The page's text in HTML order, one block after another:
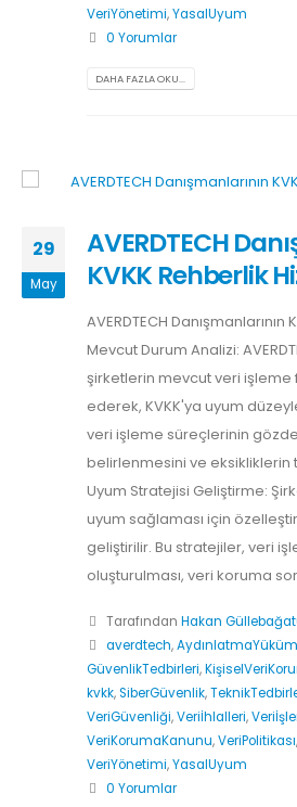
VeriYönetimi,YasalUyum
0 Yorumlar
DAHA FAZLA OKU...
29
May
AVERDTECH
KVKK Rehberlik
AVERDTECH
Mevcut Durum Analizi:
şirketlerin mevcut veri
ederek, KVKK'ya uyum
veri işleme süreçlerinin
belirlenmesini ve eksikliklerin
Uyum Stratejisi Geliştirme:
uyum sağlaması için
geliştirilir. Bu stratejiler, veri
oluşturulması, veri koruma
Tarafından Hakan
averdtech,
GüvenlikTedbirleri,
kvkk,SiberGüvenlik,
VeriGüvenliği,Veriİhlalleri,
VeriKorumaKanunu,VeriPolitikası,
VeriYönetimi,YasalUyum
0 Yorumlar